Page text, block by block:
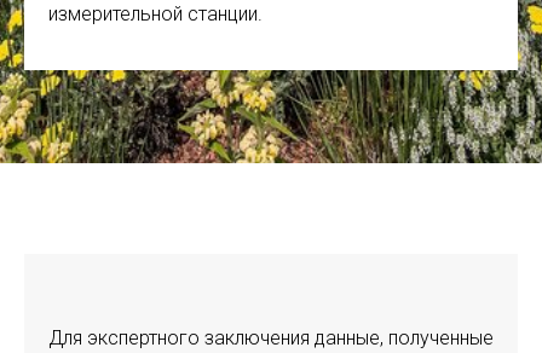
измерительной станции.
Для экспертного заключения данные, полученные